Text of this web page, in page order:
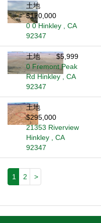
土地
$120,000
0 0 Hinkley , CA
92347
土地
$5,999
0 Fremont Peak
Rd Hinkley , CA
92347
土地
$295,000
21353 Riverview
Hinkley , CA
92347
1 2 >